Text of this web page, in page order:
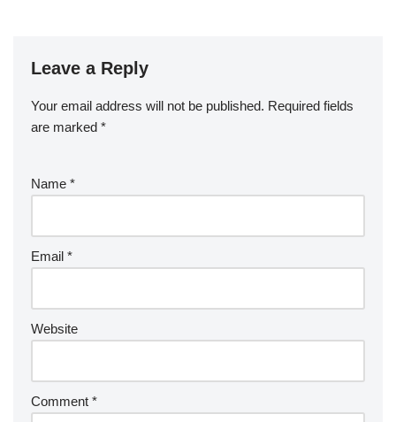
Leave a Reply
Your email address will not be published. Required fields
are marked *
Name *
Email *
Website
Comment *